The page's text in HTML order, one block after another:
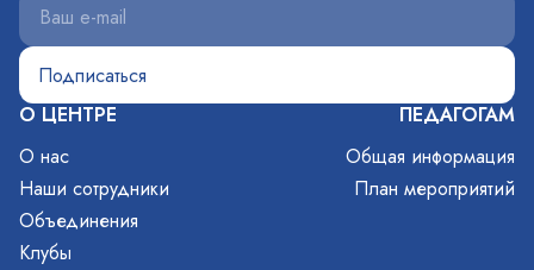
О ЦЕНТРЕ
О нас
Наши сотрудники
Объединения
Клубы
ПЕДАГОГАМ
Общая информация
План мероприятий